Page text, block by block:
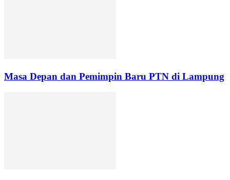
Masa Depan dan Pemimpin Baru PTN di Lampung